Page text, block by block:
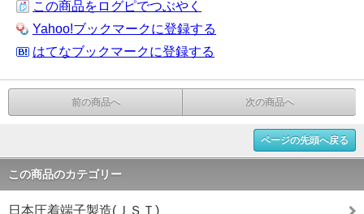
この商品をログピでつぶやく
Yahoo!ブックマークに登録する
はてなブックマークに登録する
前の商品へ 次の商品へ
ページの先頭へ戻る
この商品のカテゴリー
日本圧着端子製造(ＪＳＴ)